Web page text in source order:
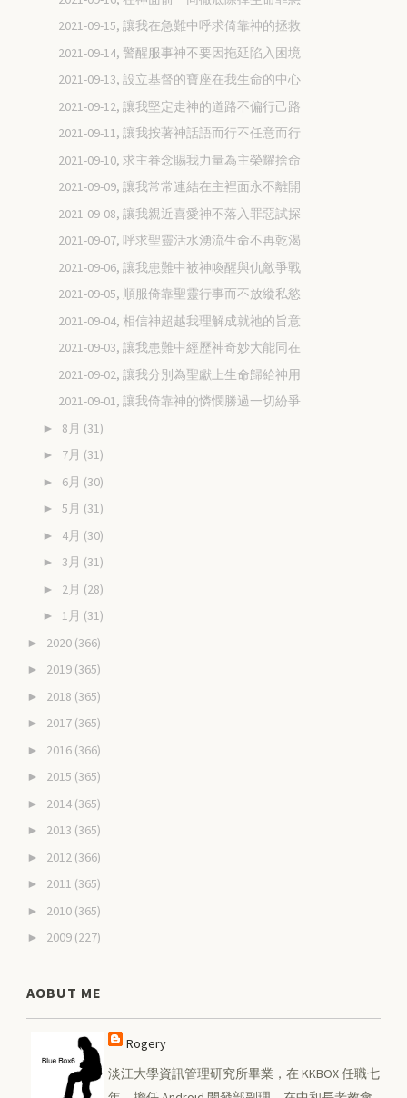
2021-09-15, 讓我在急難中呼求倚靠神的拯救
2021-09-14, 警醒服事神不要因拖延陷入困境
2021-09-13, 設立基督的寶座在我生命的中心
2021-09-12, 讓我堅定走神的道路不偏行己路
2021-09-11, 讓我按著神話語而行不任意而行
2021-09-10, 求主眷念賜我力量為主榮耀捨命
2021-09-09, 讓我常常連結在主裡面永不離開
2021-09-08, 讓我親近喜愛神不落入罪惡試探
2021-09-07, 呼求聖靈活水湧流生命不再乾渴
2021-09-06, 讓我患難中被神喚醒與仇敵爭戰
2021-09-05, 順服倚靠聖靈行事而不放縱私慾
2021-09-04, 相信神超越我理解成就祂的旨意
2021-09-03, 讓我患難中經歷神奇妙大能同在
2021-09-02, 讓我分別為聖獻上生命歸給神用
2021-09-01, 讓我倚靠神的憐憫勝過一切紛爭
► 8月 (31)
► 7月 (31)
► 6月 (30)
► 5月 (31)
► 4月 (30)
► 3月 (31)
► 2月 (28)
► 1月 (31)
► 2020 (366)
► 2019 (365)
► 2018 (365)
► 2017 (365)
► 2016 (366)
► 2015 (365)
► 2014 (365)
► 2013 (365)
► 2012 (366)
► 2011 (365)
► 2010 (365)
► 2009 (227)
AOBUT ME
Rogery
淡江大學資訊管理研究所畢業，在 KKBOX 任職七